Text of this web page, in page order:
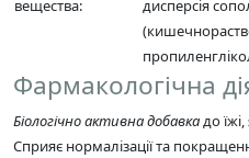
вещества:
дисперсія
Фармакологічна
Біологічно активна добавкадо
Сприяє нормалізації та